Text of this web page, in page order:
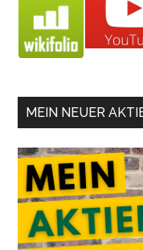
MEIN NEUER